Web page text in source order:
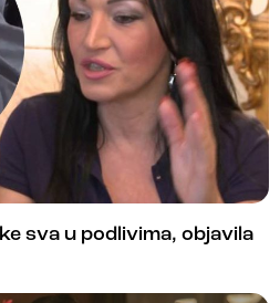
sva u podlivima, objavila